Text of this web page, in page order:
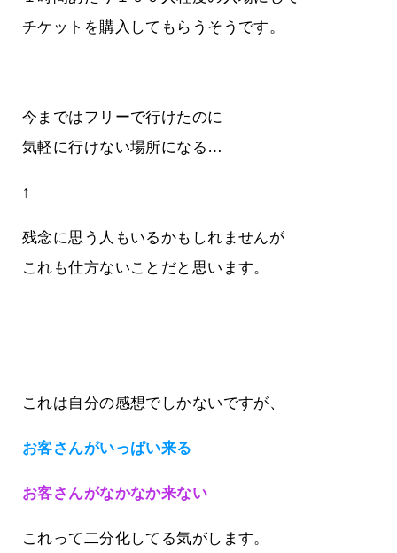
チケットを購入してもらうそうです。
今まではフリーで行けたのに
気軽に行けない場所になる…
↑
残念に思う人もいるかもしれませんが
これも仕方ないことだと思います。
これは自分の感想でしかないですが、
お客さんがいっぱい来る
お客さんがなかなか来ない
これって二分化してる気がします。